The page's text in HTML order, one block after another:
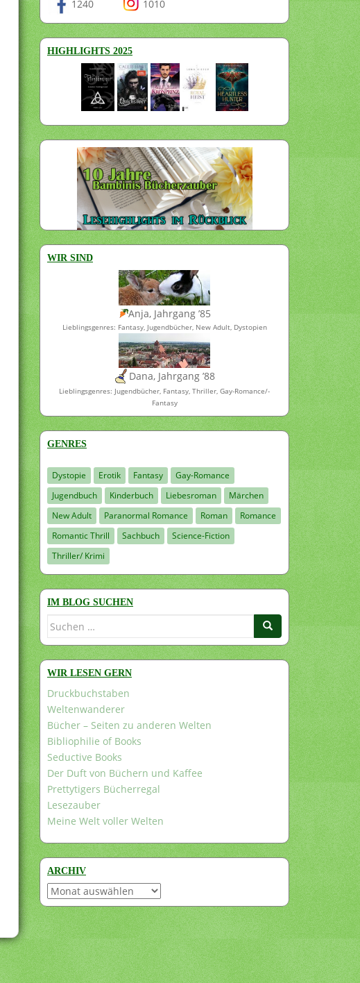
1240 1010
HIGHLIGHTS 2025
WIR SIND
Anja, Jahrgang ’85
Lieblingsgenres: Fantasy, Jugendbücher, New Adult, Dystopien
Dana, Jahrgang ’88
Lieblingsgenres: Jugendbücher, Fantasy, Thriller, Gay-Romance/-
Fantasy
GENRES
Dystopie Erotik Fantasy
Gay-Romance
Jugendbuch
Kinderbuch Liebesroman
Märchen
New Adult
Paranormal Romance Roman
Romance
Romantic Thrill
Sachbuch
Science-Fiction
Thriller/ Krimi
IM BLOG SUCHEN
Suchen
WIR LESEN GERN
Druckbuchstaben
Weltenwanderer
Bücher – Seiten zu anderen Welten
Bibliophilie of Books
Seductive Books
Der Duft von Büchern und Kaffee
Prettytigers Bücherregal
Lesezauber
Meine Welt voller Welten
ARCHIV
Archiv